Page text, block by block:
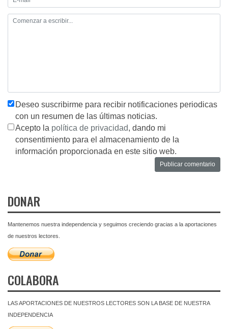
Deseo suscribirme para recibir notificaciones periodicas
con un resumen de las últimas noticias.
Acepto la política de privacidad, dando mi
consentimiento para el almacenamiento de la
información proporcionada en este sitio web.
DONAR
Mantenemos nuestra independencia y seguimos creciendo gracias a la aportaciones
de nuestros lectores.
COLABORA
LAS APORTACIONES DE NUESTROS LECTORES SON LA BASE DE NUESTRA
INDEPENDENCIA